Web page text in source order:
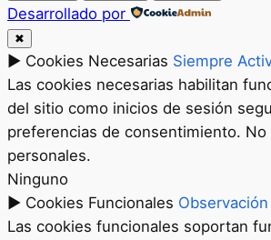
Desarrollado por
✖
► Cookies Necesarias Siempre
Las cookies necesarias habilitan
del sitio como inicios de sesión
preferencias de consentimiento. No
personales.
Ninguno
► Cookies Funcionales Observación
Las cookies funcionales soportan